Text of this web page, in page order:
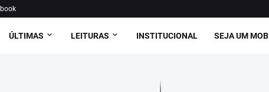
ÚLTIMAS LEITURAS INSTITUCIONAL SEJA UM MOB